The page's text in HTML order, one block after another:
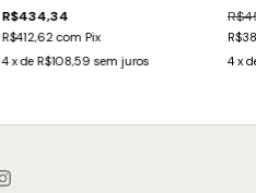
R$434,34
R$412,62com Pix
4 x de R$108,59 sem juros
4 x